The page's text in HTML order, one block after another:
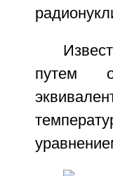
путем